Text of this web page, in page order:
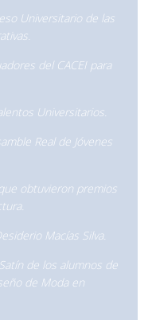
Universitario de las
del CACEI para
Universitarios.
Real de Jóvenes
obtuvieron premios
Macías Silva.
de los alumnos de
de Moda en